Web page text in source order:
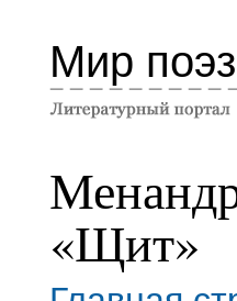
Мир
«Щит»